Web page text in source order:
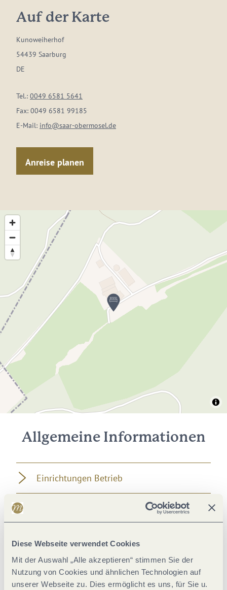
Diese Webseite verwendet Cookies
Mit der Auswahl „Alle akzeptieren“ stimmen Sie der
Nutzung von Cookies und ähnlichen Technologien auf
unserer Webseite zu. Dies ermöglicht es uns, für Sie u.
Auf der Karte
Kunoweiherhof
54439 Saarburg
DE
Tel.: 0049 6581 5641
Fax: 0049 6581 99185
E-Mail: info@saar-obermosel.de
Anreise planen
Allgemeine Informationen
Einrichtungen Betrieb
Eignung
Lage